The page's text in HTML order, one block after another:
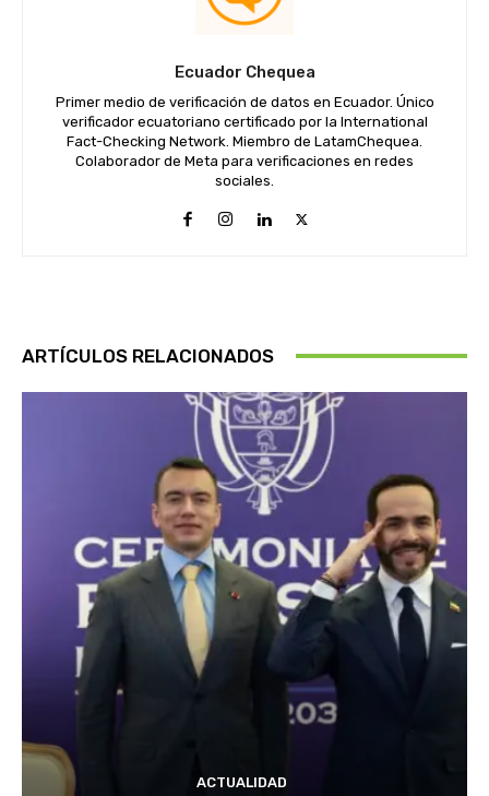
Ecuador Chequea
Primer medio de verificación de datos en Ecuador. Único
verificador ecuatoriano certificado por la International
Fact-Checking Network. Miembro de LatamChequea.
Colaborador de Meta para verificaciones en redes
sociales.
ARTÍCULOS RELACIONADOS
ACTUALIDAD